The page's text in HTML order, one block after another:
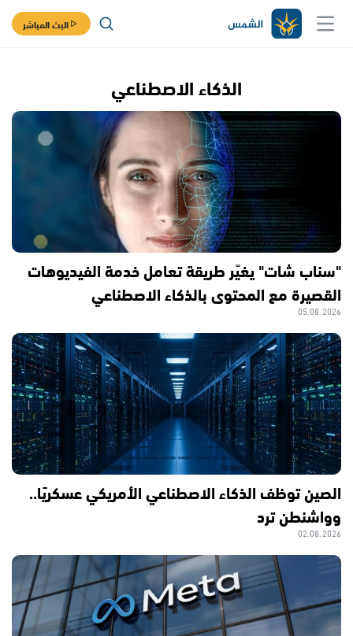
البث المباشر
الذكاء الاصطناعي
"سناب شات" يغيّر طريقة تعامل خدمة الفيديوهات
القصيرة مع المحتوى بالذكاء الاصطناعي
05.08.2026
الصين توظف الذكاء الاصطناعي الأمريكي عسكريًا..
وواشنطن ترد
02.08.2026